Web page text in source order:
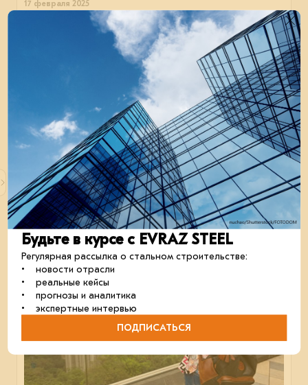
17 февраля 2025
Сколько стоит спортзал в Лобне
Рассчитаем в 3D-конфигураторе здание спортивного
зала в Лобне от EVRAZ STEEL BOX.
кейсы посчитаем строительство
10 декабря 2024
Будьте в курсе с EVRAZ STEEL
Регулярная рассылка о стальном строительстве:
• новости отрасли
• реальные кейсы
• прогнозы и аналитика
• экспертные интервью
ПОДПИСАТЬСЯ